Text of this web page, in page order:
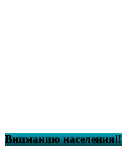
Вниманию населения!!